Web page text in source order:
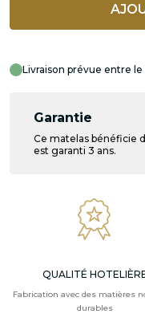
Livraison prévue entre
Garantie
Ce matelas bénéficie
est garanti 3 ans.
QUALITÉ
Fabrication avec des matières
durables